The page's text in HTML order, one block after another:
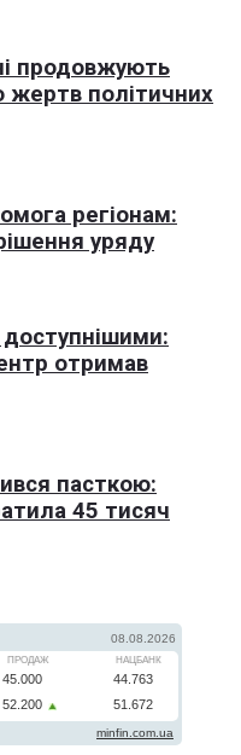
продовжують
жертв політичних
регіонам:
уряду
доступнішими:
отримав
пасткою:
45 тисяч